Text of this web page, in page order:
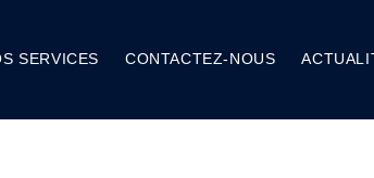
SERVICES CONTACTEZ-NOUS